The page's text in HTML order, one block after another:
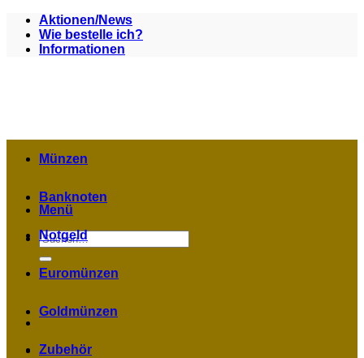
Zum
Inhalt
springen
Aktionen/News
Wie bestelle ich?
Informationen
Menü
Suchen
nach:
Münzen
Banknoten
Notgeld
Euromünzen
Goldmünzen
Zubehör